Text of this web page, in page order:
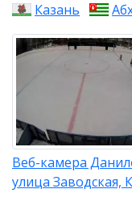
Казань
Веб-камера
улица Заводская,